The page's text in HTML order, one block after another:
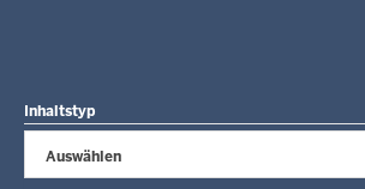
Inhaltstyp
Auswählen